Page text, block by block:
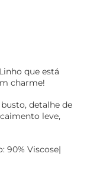
que está
charme!
detalhe de
leve,
90% Viscose|